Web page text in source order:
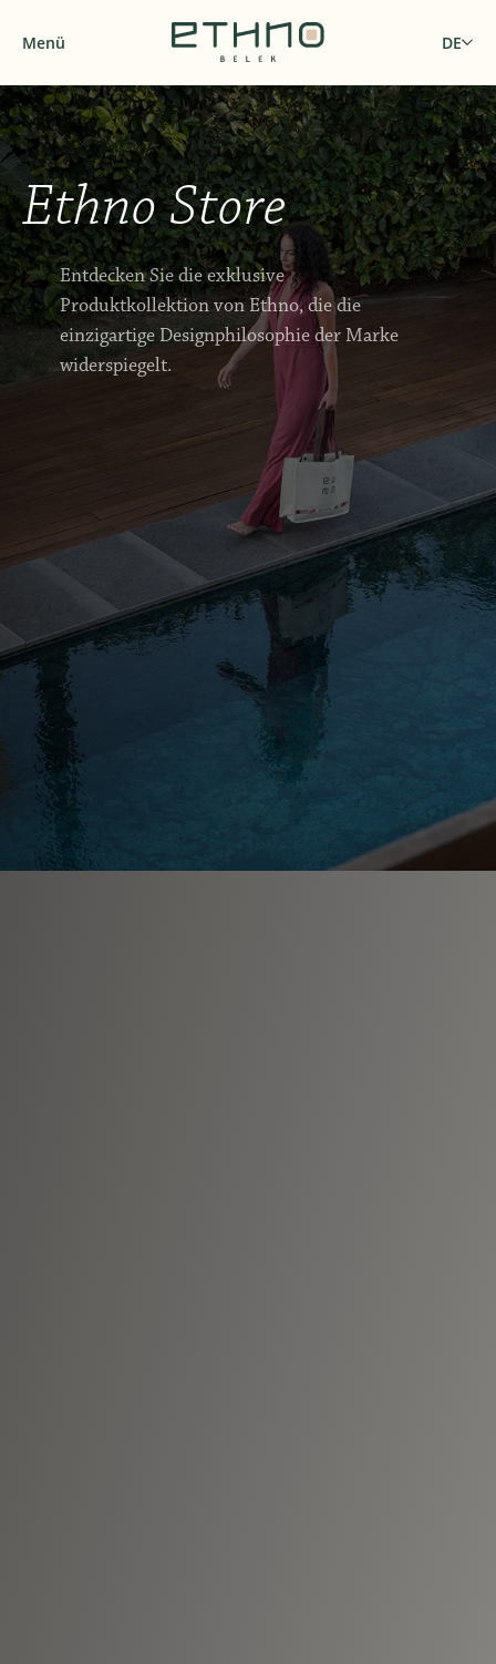
Menü DE
Ethno Store
Entdecken Sie die exklusive
Produktkollektion von Ethno, die die
einzigartige Designphilosophie der Marke
widerspiegelt.